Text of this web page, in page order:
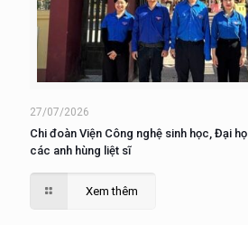
27/07/2026
Chi đoàn Viện Công nghệ sinh học, Đại
các anh hùng liệt sĩ
Xem thêm